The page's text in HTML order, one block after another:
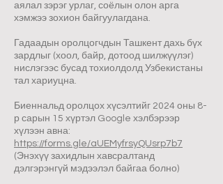
аялал зэрэг урлаг, соёлын олон арга
хэмжээ зохион байгуулагдана.
Гадаадын оролцогчдын Ташкент дахь бүх
зардлыг (хоол, байр, дотоод шилжүүлэг)
нислэгээс бусад тохиолдолд Узбекистаны
тал хариуцна.
Биеннальд оролцох хүсэлтийг 2024 оны 8-
р сарын 15 хүртэл Google хэлбэрээр
хүлээн авна:
https://forms.gle/aUEMyfrsyQUsrp7b7
(Энэхүү захидлын хавсралтанд
дэлгэрэнгүй мэдээлэл байгаа болно)